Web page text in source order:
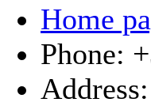
Home
Phone:
Address: